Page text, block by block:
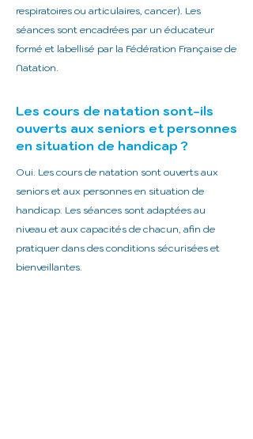
respiratoires ou articulaires, cancer). Les
séances sont encadrées par un éducateur
formé et labellisé par la Fédération Française de
Natation.
Les cours de natation sont-ils
ouverts aux seniors et personnes
en situation de handicap ?
Oui. Les cours de natation sont ouverts aux
seniors et aux personnes en situation de
handicap. Les séances sont adaptées au
niveau et aux capacités de chacun, afin de
pratiquer dans des conditions sécurisées et
bienveillantes.